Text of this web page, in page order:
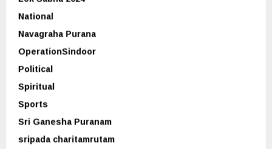
National
Navagraha Purana
OperationSindoor
Political
Spiritual
Sports
Sri Ganesha Puranam
sripada charitamrutam